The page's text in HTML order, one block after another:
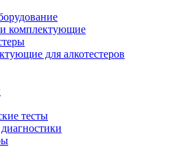
комплектующие
для алкотестеров
тесты